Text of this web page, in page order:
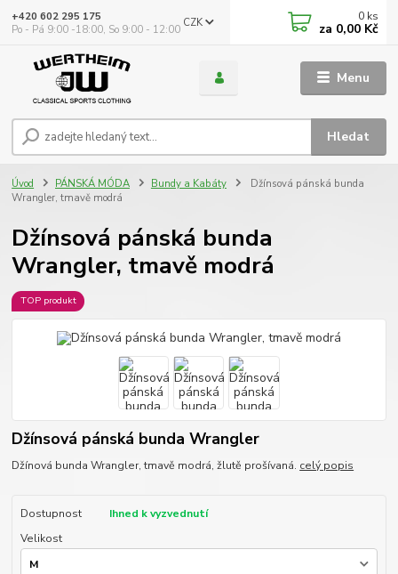
Menu
CZK
Hledat
+420 602 295 175
Po - Pá 9:00 -18:00, So 9:00 - 12:00
0 ks
za 0,00 Kč
Úvod PÁNSKÁ MÓDA Bundy a Kabáty
Džínsová pánská bunda
Wrangler, tmavě modrá
Džínsová pánská bunda
Wrangler, tmavě modrá
TOP produkt
Džínsová pánská bunda Wrangler
Džínová bunda Wrangler, tmavě modrá, žlutě prošívaná. celý popis
Dostupnost
Ihned k vyzvednutí
Velikost